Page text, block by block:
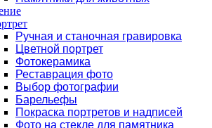
Ручная и станочная гравировка
Цветной портрет
Фотокерамика
Реставрация фото
Выбор фотографии
Барельефы
Покраска портретов и надписей
Фото на стекле для памятника